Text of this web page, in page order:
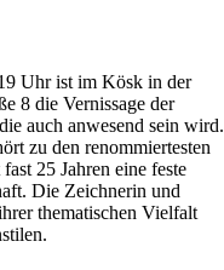
Uhr ist im Kösk in der
8 die Vernissage der
auch anwesend sein wird.
zu den renommiertesten
25 Jahren eine feste
Die Zeichnerin und
thematischen Vielfalt